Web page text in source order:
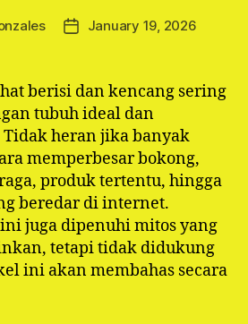
PostJanuary 19, 2026
berisi dan kencang sering
tubuh ideal dan
heran jika banyak
memperbesar bokong,
produk tertentu, hingga
beredar di internet.
juga dipenuhi mitos yang
tetapi tidak didukung
ini akan membahas secara